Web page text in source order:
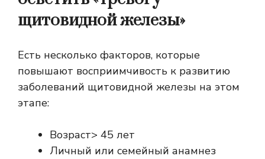
щитовидной железы»
Есть несколько факторов, которые
повышают восприимчивость к развитию
заболеваний щитовидной железы на этом
этапе:
Возраст> 45 лет
Личный или семейный анамнез